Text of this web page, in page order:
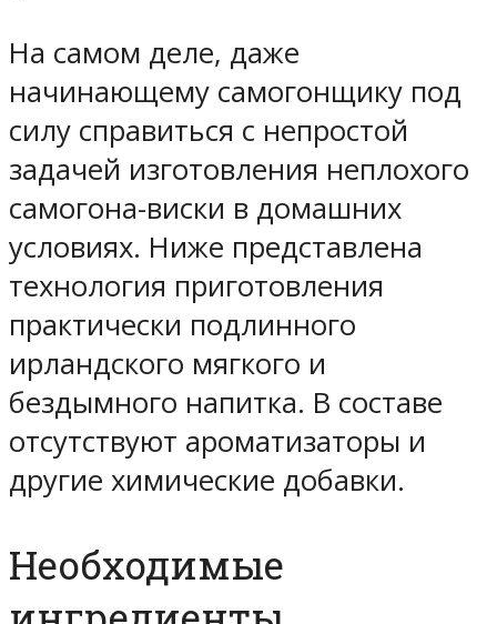
На самом деле, даже
начинающему самогонщику под
силу справиться с непростой
задачей изготовления неплохого
самогона-виски в домашних
условиях. Ниже представлена
технология приготовления
практически подлинного
ирландского мягкого и
бездымного напитка. В составе
отсутствуют ароматизаторы и
другие химические добавки.
Необходимые